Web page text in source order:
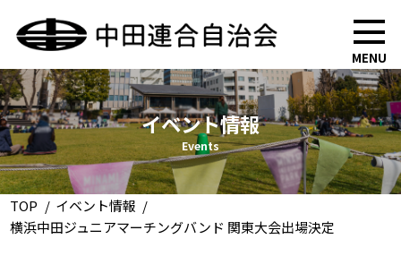
MENU
イベント情報
Events
TOP
イベント情報
横浜中田ジュニアマーチングバンド 関東大会出場決定